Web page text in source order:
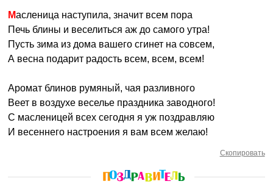
Масленица наступила, значит всем пора
Печь блины и веселиться аж до самого утра!
Пусть зима из дома вашего сгинет на совсем,
А весна подарит радость всем, всем, всем!
Аромат блинов румяный, чая разливного
Веет в воздухе веселье праздника заводного!
С масленицей всех сегодня я уж поздравляю
И весеннего настроения я вам всем желаю!
Скопировать